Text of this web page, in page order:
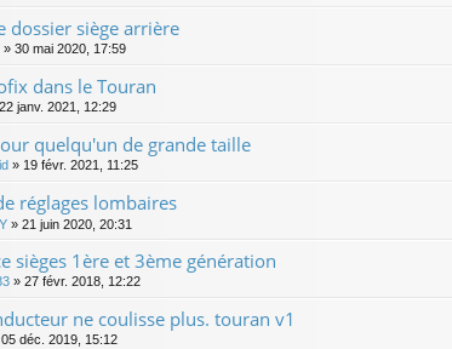
dossier siège arrière
» 30 mai 2020, 17:59
dans le Touran
22 janv. 2021, 12:29
quelqu'un de grande taille
» 19 févr. 2021, 11:25
réglages lombaires
» 21 juin 2020, 20:31
sièges 1ère et 3ème génération
» 27 févr. 2018, 12:22
ne coulisse plus. touran v1
05 déc. 2019, 15:12